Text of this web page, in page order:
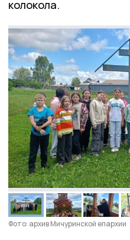
колокола.
Фото: архив Мичуринской епархии